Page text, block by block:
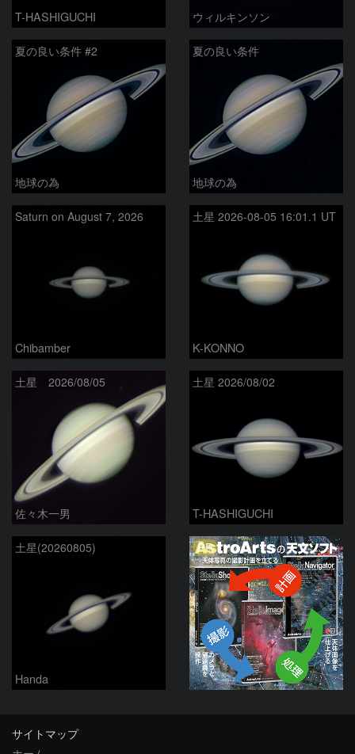
T-HASHIGUCHI ウィルキンソン
夏の良い条件 #2
地球の為
夏の良い条件
地球の為
Saturn on August 7, 2026
Chibamber
土星 2026-08-05 16:01.1 UT
K-KONNO
土星 2026/08/05
佐々木一男
土星 2026/08/02
T-HASHIGUCHI
土星(20260805)
Handa
PR
サイトマップ